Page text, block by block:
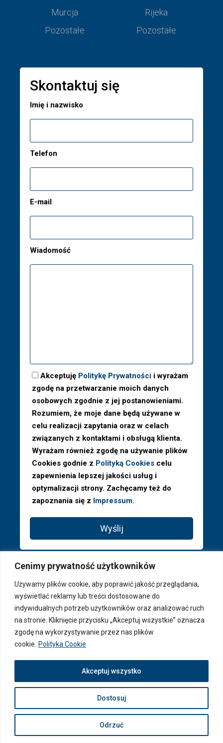
Cenimy prywatność użytkowników
Używamy plików cookie, aby poprawić jakość przeglądania,
wyświetlać reklamy lub treści dostosowane do
indywidualnych potrzeb użytkowników oraz analizować ruch
na stronie. Kliknięcie przycisku „Akceptuj wszystkie” oznacza
zgodę na wykorzystywanie przez nas plików
cookie. Polityka Cookie
Dostosuj
Odrzuć
Akceptuj wszystko
Murcja
Pozostałe
Rijeka
Pozostałe
Skontaktuj się
Imię i nazwisko
Telefon
E-mail
Wiadomość
Akceptuję Politykę Prywatności i wyrażam
zgodę na przetwarzanie moich danych
osobowych zgodnie z jej postanowieniami.
Rozumiem, że moje dane będą używane w
celu realizacji zapytania oraz w celach
związanych z kontaktami i obsługą klienta.
Wyrażam również zgodę na używanie plików
Cookies godnie z Polityką Cookies celu
zapewnienia lepszej jakości usług i
optymalizacji strony. Zachęcamy też do
zapoznania się z Impressum.
Wyślij